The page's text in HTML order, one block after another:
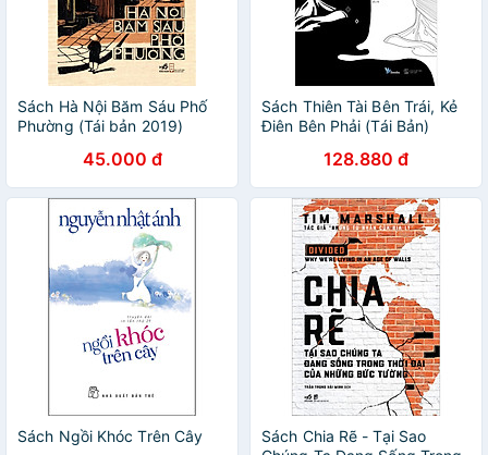
Sách Hà Nội Băm Sáu Phố
Phường (Tái bản 2019)
45.000 đ
Sách Thiên Tài Bên Trái, Kẻ
Điên Bên Phải (Tái Bản)
128.880 đ
Sách Ngồi Khóc Trên Cây
Sách Chia Rẽ - Tại Sao